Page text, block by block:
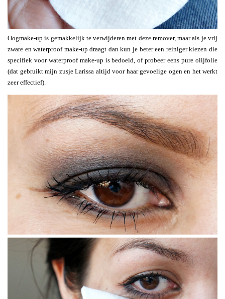
Oogmake-up is gemakkelijk te verwijderen met deze remover, maar als je vrij
zware en waterproof make-up draagt dan kun je beter een reiniger kiezen die
specifiek voor waterproof make-up is bedoeld, of probeer eens pure olijfolie
(dat gebruikt mijn zusje Larissa altijd voor haar gevoelige ogen en het werkt
zeer effectief).